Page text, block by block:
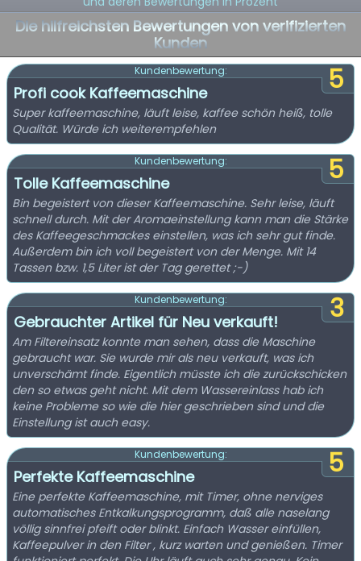
Die hilfreichsten Bewertungen von verifizierten
Kunden
5
Kundenbewertung:
Profi cook Kaffeemaschine
Super kaffeemaschine, läuft leise, kaffee schön heiß, tolle
Qualität. Würde ich weiterempfehlen
5
Kundenbewertung:
Tolle Kaffeemaschine
Bin begeistert von dieser Kaffeemaschine. Sehr leise, läuft
schnell durch. Mit der Aromaeinstellung kann man die Stärke
des Kaffeegeschmackes einstellen, was ich sehr gut finde.
Außerdem bin ich voll begeistert von der Menge. Mit 14
Tassen bzw. 1,5 Liter ist der Tag gerettet ;-)
3
Kundenbewertung:
Gebrauchter Artikel für Neu verkauft!
Am Filtereinsatz konnte man sehen, dass die Maschine
gebraucht war. Sie wurde mir als neu verkauft, was ich
unverschämt finde. Eigentlich müsste ich die zurückschicken
den so etwas geht nicht. Mit dem Wassereinlass hab ich
keine Probleme so wie die hier geschrieben sind und die
Einstellung ist auch easy.
5
Kundenbewertung:
Perfekte Kaffeemaschine
Eine perfekte Kaffeemaschine, mit Timer, ohne nerviges
automatisches Entkalkungsprogramm, daß alle naselang
völlig sinnfrei pfeift oder blinkt. Einfach Wasser einfüllen,
Kaffeepulver in den Filter , kurz warten und genießen. Timer